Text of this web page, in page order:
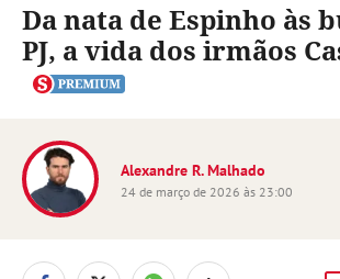
Da nata de Espinho às
PJ, a vida dos irmãos
Alexandre R. Malhado
24 de março de 2026 às 23:00